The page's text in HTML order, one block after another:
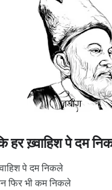
हर ख़्वाहिश पे दम
पे दम निकले
फिर भी कम निकले